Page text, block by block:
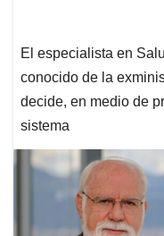
El especialista en
conocido de la
decide, en medio de
sistema